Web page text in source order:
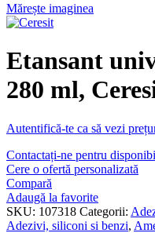
Mărește imaginea
Etansant
280 ml,
Autentifică-te ca să vezi
Contactați-ne pentru
Cere o ofertă personalizată
Compară
Adaugă la favorite
SKU: 107318 Categorii:
Adezivi, siliconi si benzi,